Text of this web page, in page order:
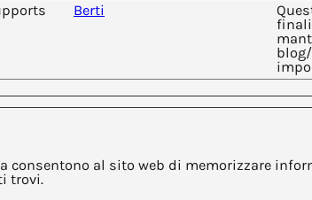
Berti
consentono al sito web di memorizzare
trovi.